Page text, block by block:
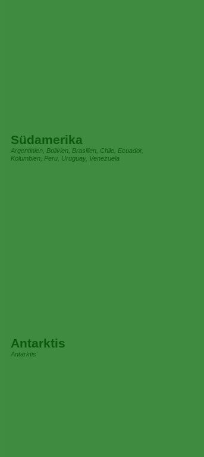
Südamerika
Argentinien, Bolivien, Brasilien, Chile, Ecuador,
Kolumbien, Peru, Uruguay, Venezuela
Antarktis
Antarktis